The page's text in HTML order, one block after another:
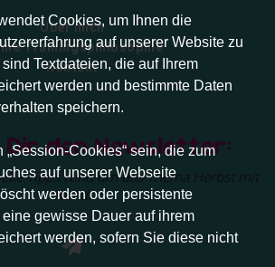
Cookies, um Ihnen die
auf unserer Website zu
Textdateien, die auf Ihrem
werden und bestimmte Daten
speichern.
Cookies“ sein, die zum
auf unserer Webseite
werden oder persistente
gewisse Dauer auf ihrem
werden, sofern Sie diese nicht
Über mich
Trainingsphilosophie
Kontakt
Dir den Newsletter:
Tipps rund um das Thema Herbst mit
Hund.